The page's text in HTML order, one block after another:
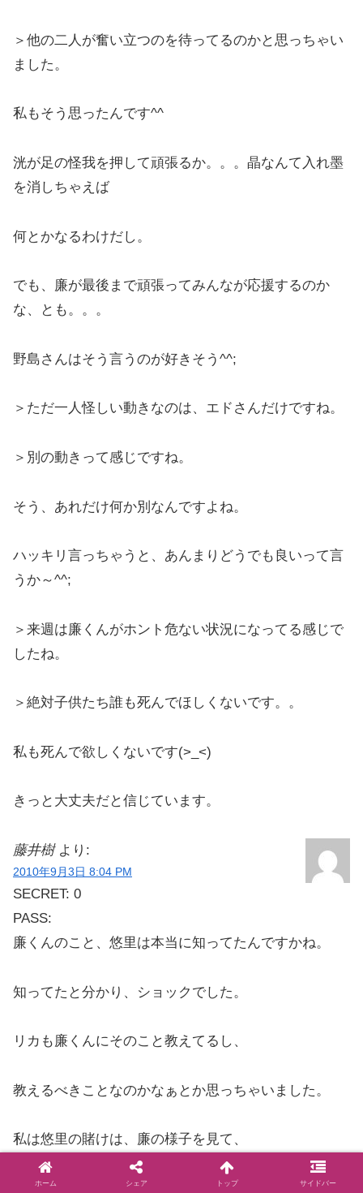
＞他の二人が奮い立つのを待ってるのかと思っちゃい
ました。
私もそう思ったんです^^
洸が足の怪我を押して頑張るか。。。晶なんて入れ墨
を消しちゃえば
何とかなるわけだし。
でも、廉が最後まで頑張ってみんなが応援するのか
な、とも。。。
野島さんはそう言うのが好きそう^^;
＞ただ一人怪しい動きなのは、エドさんだけですね。
＞別の動きって感じですね。
そう、あれだけ何か別なんですよね。
ハッキリ言っちゃうと、あんまりどうでも良いって言
うか～^^;
＞来週は廉くんがホント危ない状況になってる感じで
したね。
＞絶対子供たち誰も死んでほしくないです。。
私も死んで欲しくないです(>_<)
きっと大丈夫だと信じています。
藤井樹 より:
2010年9月3日 8:04 PM
SECRET: 0
PASS:
廉くんのこと、悠里は本当に知ってたんですかね。
知ってたと分かり、ショックでした。
リカも廉くんにそのこと教えてるし、
教えるべきことなのかなぁとか思っちゃいました。
私は悠里の賭けは、廉の様子を見て、
他の二人が奮い立つのを待ってるのかと思っちゃいま
ホーム シェア トップ サイドバー